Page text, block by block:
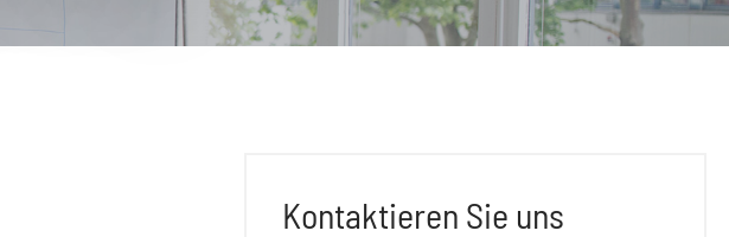
Kontaktieren Sie uns